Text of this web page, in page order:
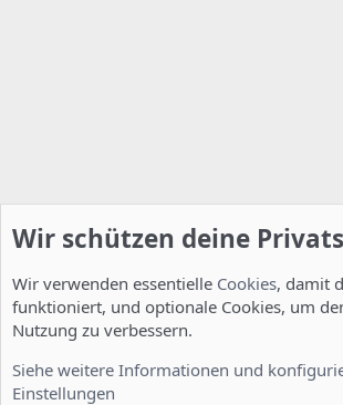
Wir schützen deine
Wir verwenden essentielle Cookies, damit
funktioniert, und optionale Cookies, um
Nutzung zu verbessern.
Siehe weitere Informationen und
Einstellungen